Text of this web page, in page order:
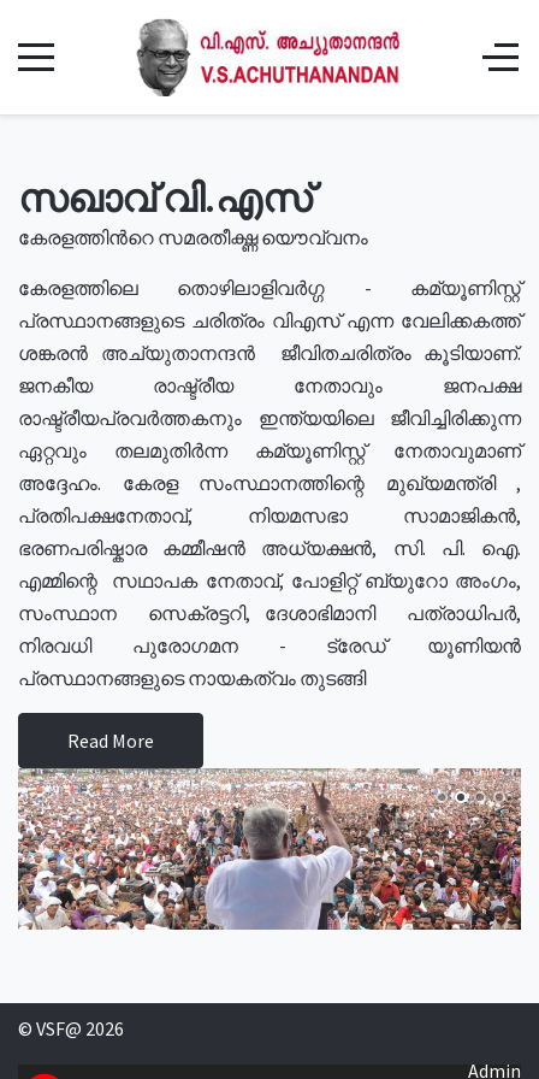
സഖാവ് വി.എസ്
കേരളത്തിൻറെ സമരതീക്ഷ്ണ യൌവ്വനം
കേരളത്തിലെ തൊഴിലാളിവർഗ്ഗ - കമ്യൂണിസ്റ്റ്
പ്രസ്ഥാനങ്ങളുടെ ചരിത്രം വിഎസ് എന്ന വേലിക്കകത്ത്
ശങ്കരൻ അച്യുതാനന്ദൻ ജീവിതചരിത്രം കൂടിയാണ്.
ജനകീയ രാഷ്ട്രീയ നേതാവും ജനപക്ഷ
രാഷ്ട്രീയപ്രവർത്തകനും ഇന്ത്യയിലെ ജീവിച്ചിരിക്കുന്ന
ഏറ്റവും തലമുതിർന്ന കമ്യൂണിസ്റ്റ് നേതാവുമാണ്
അദ്ദേഹം. കേരള സംസ്ഥാനത്തിന്റെ മുഖ്യമന്ത്രി ,
പ്രതിപക്ഷനേതാവ്, നിയമസഭാ സാമാജികൻ,
ഭരണപരിഷ്കാര കമ്മീഷൻ അധ്യക്ഷൻ, സി. പി. ഐ.
എമ്മിന്റെ സഥാപക നേതാവ്, പോളിറ്റ് ബ്യുറോ അംഗം,
സംസ്ഥാന സെക്രട്ടറി, ദേശാഭിമാനി പത്രാധിപർ,
നിരവധി പുരോഗമന - ട്രേഡ് യൂണിയൻ
പ്രസ്ഥാനങ്ങളുടെ നായകത്വം തുടങ്ങി
Read More
© VSF@ 2026
Admin